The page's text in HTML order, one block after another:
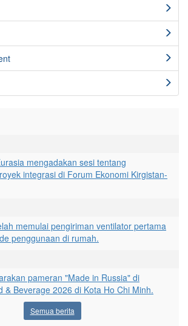
mengadakan sesi tentang
integrasi di Forum Ekonomi Kirgistan-
memulai pengiriman ventilator pertama
penggunaan di rumah.
pameran "Made in Russia" di
& Beverage 2026 di Kota Ho Chi Minh.
Semua berita